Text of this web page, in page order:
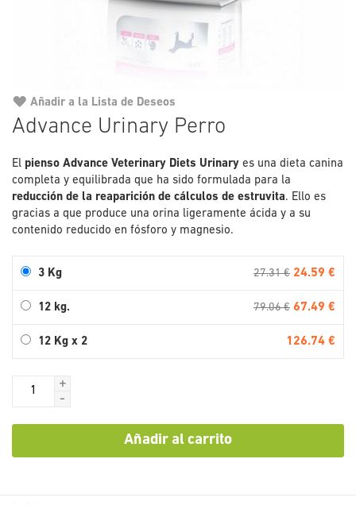
Advance Urinary Perro
El pienso Advance Veterinary Diets Urinary es una dieta canina
completa y equilibrada que ha sido formulada para la
reducción de la reaparición de cálculos de estruvita. Ello es
gracias a que produce una orina ligeramente ácida y a su
contenido reducido en fósforo y magnesio.
3 Kg 27.31 € 24.59 €
12 kg. 79.06 € 67.49 €
12 Kg x 2 126.74 €
+
-
Añadir al carrito
Añadir a la Lista de Deseos
al
de
la
galería
de
imágenes